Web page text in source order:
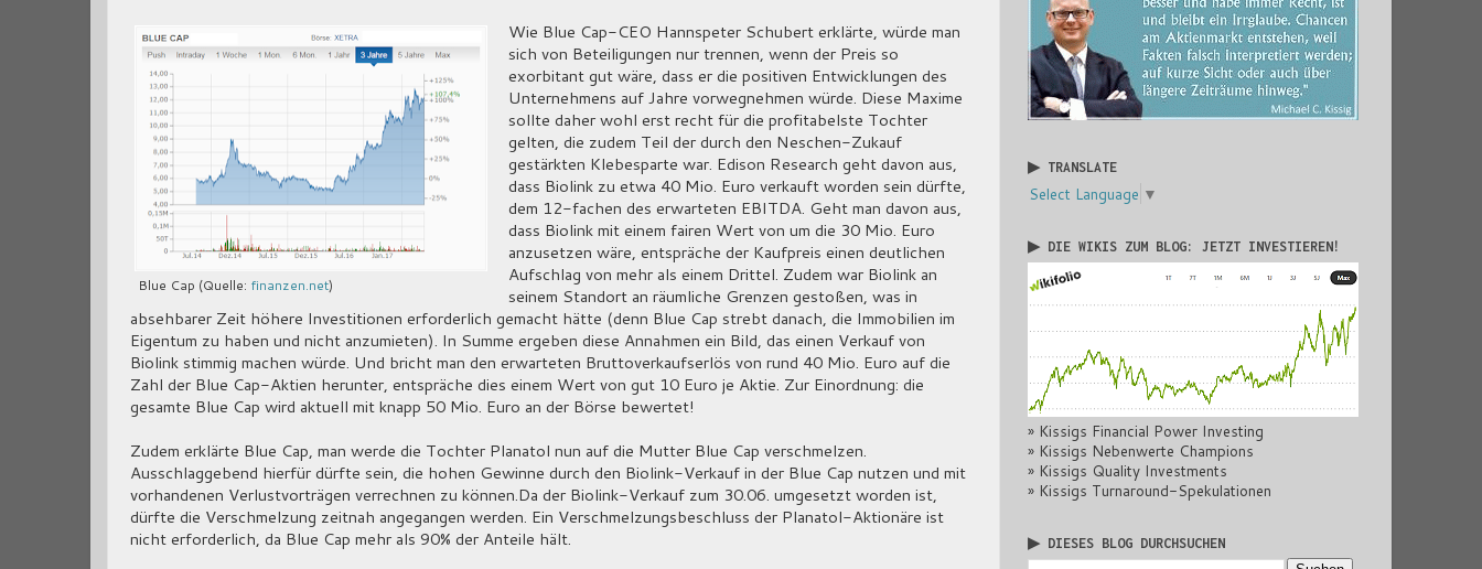
Blue Cap (Quelle: finanzen.net)
Wie Blue Cap-CEO Hannspeter Schubert erklärte, würde man
sich von Beteiligungen nur trennen, wenn der Preis so
exorbitant gut wäre, dass er die positiven Entwicklungen des
Unternehmens auf Jahre vorwegnehmen würde. Diese Maxime
sollte daher wohl erst recht für die profitabelste Tochter
gelten, die zudem Teil der durch den Neschen-Zukauf
gestärkten Klebesparte war. Edison Research geht davon aus,
dass Biolink zu etwa 40 Mio. Euro verkauft worden sein dürfte,
dem 12-fachen des erwarteten EBITDA. Geht man davon aus,
dass Biolink mit einem fairen Wert von um die 30 Mio. Euro
anzusetzen wäre, entspräche der Kaufpreis einen deutlichen
Aufschlag von mehr als einem Drittel. Zudem war Biolink an
seinem Standort an räumliche Grenzen gestoßen, was in
absehbarer Zeit höhere Investitionen erforderlich gemacht hätte (denn Blue Cap strebt danach, die Immobilien im
Eigentum zu haben und nicht anzumieten). In Summe ergeben diese Annahmen ein Bild, das einen Verkauf von
Biolink stimmig machen würde. Und bricht man den erwarteten Bruttoverkaufserlös von rund 40 Mio. Euro auf die
Zahl der Blue Cap-Aktien herunter, entspräche dies einem Wert von gut 10 Euro je Aktie. Zur Einordnung: die
gesamte Blue Cap wird aktuell mit knapp 50 Mio. Euro an der Börse bewertet!
Zudem erklärte Blue Cap, man werde die Tochter Planatol nun auf die Mutter Blue Cap verschmelzen.
Ausschlaggebend hierfür dürfte sein, die hohen Gewinne durch den Biolink-Verkauf in der Blue Cap nutzen und mit
vorhandenen Verlustvorträgen verrechnen zu können.Da der Biolink-Verkauf zum 30.06. umgesetzt worden ist,
dürfte die Verschmelzung zeitnah angegangen werden. Ein Verschmelzungsbeschluss der Planatol-Aktionäre ist
nicht erforderlich, da Blue Cap mehr als 90% der Anteile hält.
▶ TRANSLATE
Select Language ▼
▶ DIE WIKIS ZUM BLOG: JETZT INVESTIEREN!
» Kissigs Financial Power Investing
» Kissigs Nebenwerte Champions
» Kissigs Quality Investments
» Kissigs Turnaround-Spekulationen
▶ DIESES BLOG DURCHSUCHEN